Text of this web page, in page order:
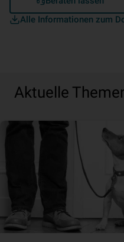
Alle Informationen zum
Aktuelle